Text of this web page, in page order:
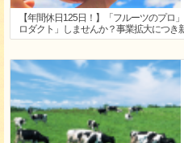
【年間休日125日！】「フルーツのプロ
ロダクト」しませんか？事業拡大につき